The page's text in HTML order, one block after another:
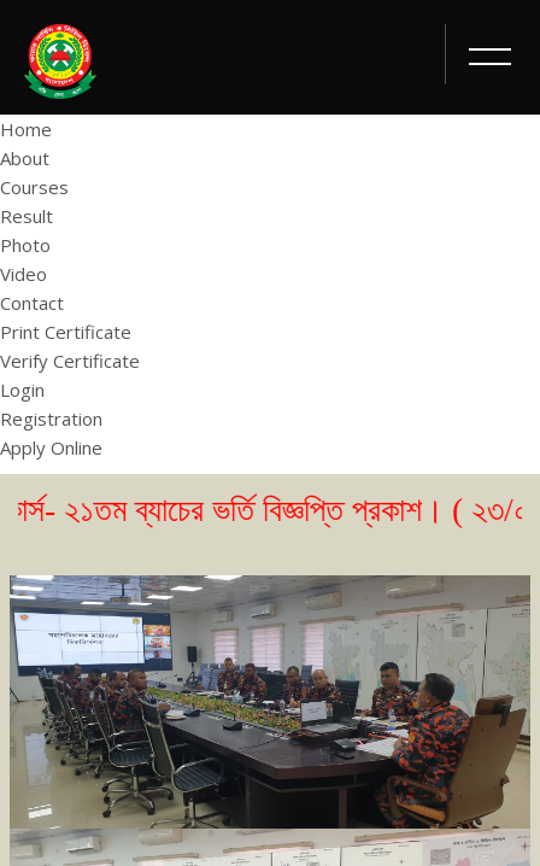
Home
About
Courses
Result
Photo
Video
Contact
Print Certificate
Verify Certificate
Login
Registration
Apply Online
ব্যাচের ভর্তি বিজ্ঞপ্তি প্রকাশ। ( ২৩/০৫/২০২৬ )